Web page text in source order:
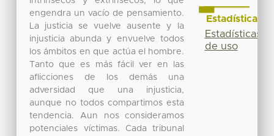
engendra un vacío de pensamiento.
La justicia se vuelve ausente y la
injusticia abunda y envuelve todos
los ámbitos en que actúa el hombre.
Tanto que es más fácil ver en las
aflicciones de los demás una
adversidad que una injusticia,
aunque no todos compartimos esta
tendencia. Aun nos consideramos
potenciales víctimas. Cada tribunal
Estadísticas
Estadísticas
de uso